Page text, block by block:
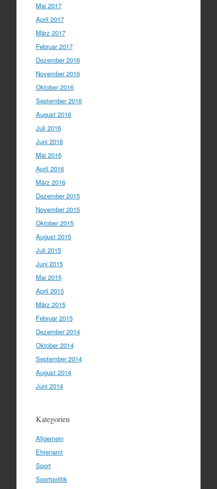
Mai 2017
April 2017
März 2017
Februar 2017
Dezember 2016
November 2016
Oktober 2016
September 2016
August 2016
Juli 2016
Juni 2016
Mai 2016
April 2016
März 2016
Dezember 2015
November 2015
Oktober 2015
August 2015
Juli 2015
Juni 2015
Mai 2015
April 2015
März 2015
Februar 2015
Dezember 2014
Oktober 2014
September 2014
August 2014
Juni 2014
Kategorien
Allgemein
Ehrenamt
Sport
Sportpolitik